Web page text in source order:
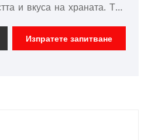
и вкуса на храната. Той
на вакуумно опаковане,
срока на годност на
Изпратете запитване